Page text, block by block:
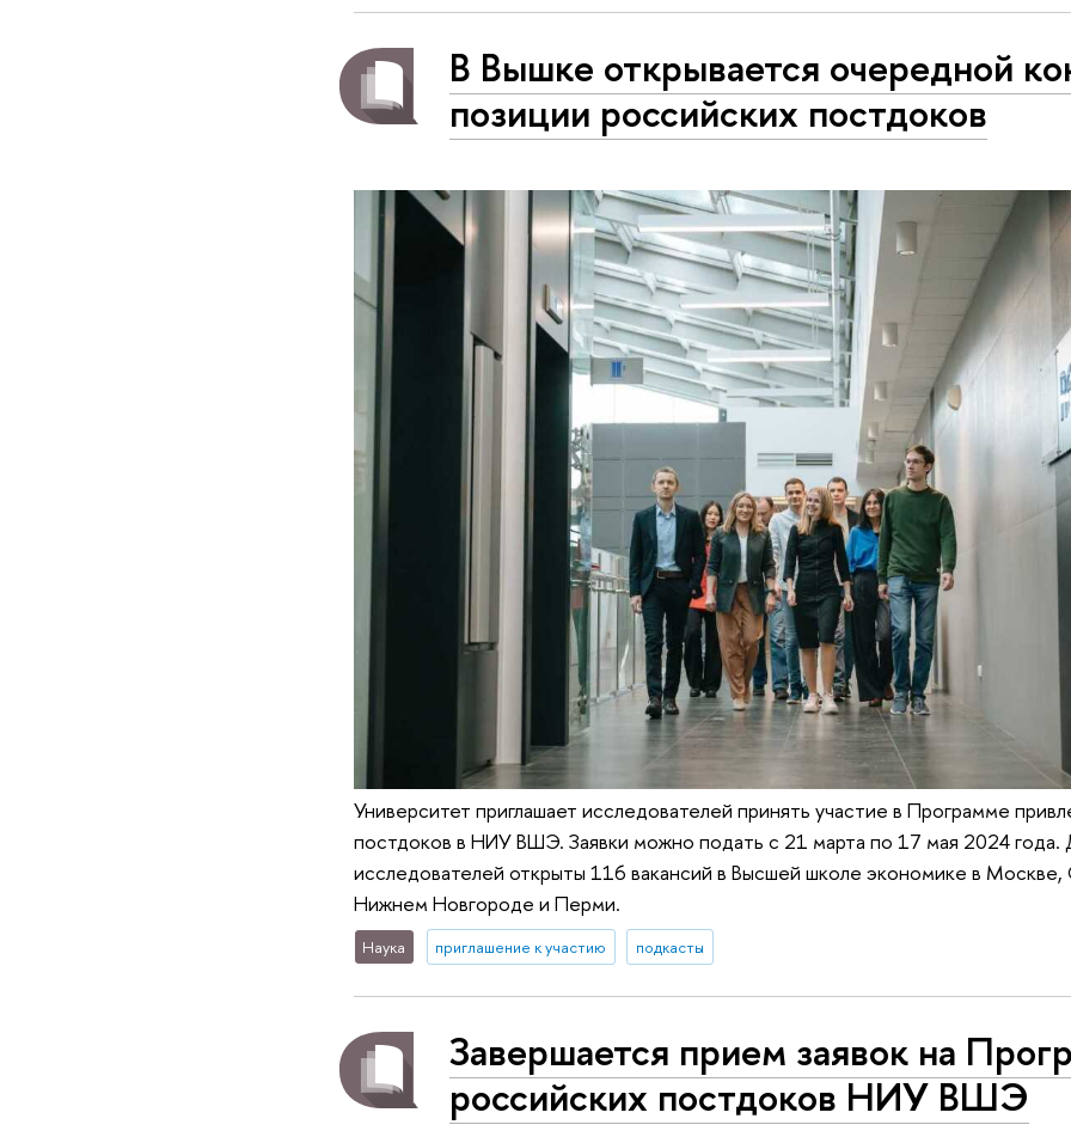
В Вышке открывается очередной
позиции российских постдоков
Университет приглашает исследователей принять участие в Программе
постдоков в НИУ ВШЭ. Заявки можно подать с 21 марта по 17 мая 2024 года.
исследователей открыты 116 вакансий в Высшей школе экономике в Москве,
Нижнем Новгороде и Перми.
Наука приглашение к участию подкасты
Завершается прием заявок на
российских постдоков НИУ ВШЭ